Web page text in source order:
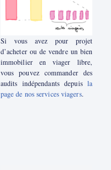
Si vous avez pour projet
d’acheter ou de vendre un bien
immobilier en viager libre,
vous pouvez commander des
audits indépendants depuis la
page de nos services viagers.